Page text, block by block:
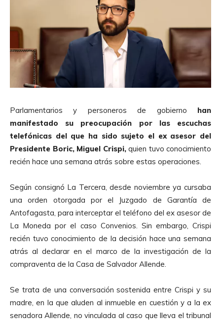
Parlamentarios y personeros de gobierno han
manifestado su preocupación por las escuchas
telefónicas del que ha sido sujeto el ex asesor del
Presidente Boric, Miguel Crispi,quien tuvo conocimiento
recién hace una semana atrás sobre estas operaciones.
Según consignó La Tercera, desde noviembre ya cursaba
una orden otorgada por el Juzgado de Garantía de
Antofagasta, para interceptar el teléfono del ex asesor de
La Moneda por el caso Convenios. Sin embargo, Crispi
recién tuvo conocimiento de la decisión hace una semana
atrás al declarar en el marco de la investigación de la
compraventa de la Casa de Salvador Allende.
Se trata de una conversación sostenida entre Crispi y su
madre, en la que aluden al inmueble en cuestión y a la ex
senadora Allende, no vinculada al caso que lleva el tribunal